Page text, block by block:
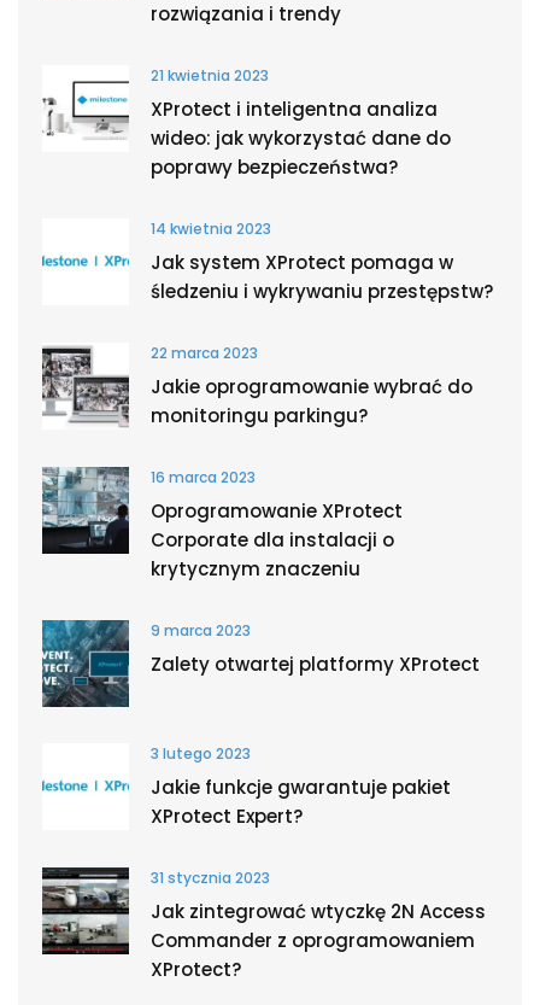
rozwiązania i trendy
21 kwietnia 2023
XProtect i inteligentna analiza
wideo: jak wykorzystać dane do
poprawy bezpieczeństwa?
14 kwietnia 2023
Jak system XProtect pomaga w
śledzeniu i wykrywaniu przestępstw?
22 marca 2023
Jakie oprogramowanie wybrać do
monitoringu parkingu?
16 marca 2023
Oprogramowanie XProtect
Corporate dla instalacji o
krytycznym znaczeniu
9 marca 2023
Zalety otwartej platformy XProtect
3 lutego 2023
Jakie funkcje gwarantuje pakiet
XProtect Expert?
31 stycznia 2023
Jak zintegrować wtyczkę 2N Access
Commander z oprogramowaniem
XProtect?